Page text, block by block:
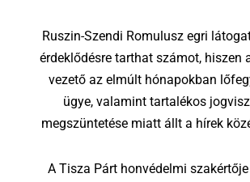
Ruszin-Szendi Romulusz egri
érdeklődésre tarthat számot, hiszen
vezető az elmúlt hónapokban
ügye, valamint tartalékos
megszüntetése miatt állt a hírek
A Tisza Párt honvédelmi